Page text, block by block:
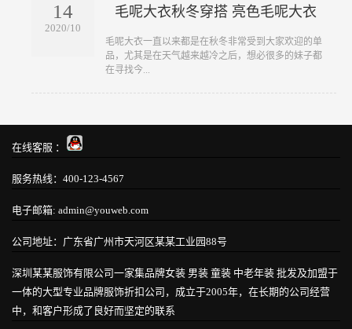
14
2020/10
毛呢大衣秋冬穿搭 亮色毛呢大衣
​毛呢大衣一直以来都是在秋冬非常受到大家欢迎的单
品，尤其是在天气越来越冷之后，想必很多的妹子都
在寻找今...
在线客服 ：
服务热线：400-123-4567
电子邮箱: admin@youweb.com
公司地址：广东省广州市天河区某某工业园88号
深圳某某服饰有限公司一家集品牌女装 男装 童装 中老年装 批发及加盟于
一体的大型专业品牌服饰折扣公司，成立于2005年，在长期的公司经营
中，和客户形成了良好而坚定的联系